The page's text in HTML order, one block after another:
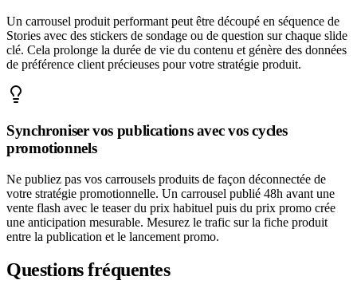
Un carrousel produit performant peut être découpé en séquence de
Stories avec des stickers de sondage ou de question sur chaque slide
clé. Cela prolonge la durée de vie du contenu et génère des données
de préférence client précieuses pour votre stratégie produit.
Synchroniser vos publications avec vos cycles
promotionnels
Ne publiez pas vos carrousels produits de façon déconnectée de
votre stratégie promotionnelle. Un carrousel publié 48h avant une
vente flash avec le teaser du prix habituel puis du prix promo crée
une anticipation mesurable. Mesurez le trafic sur la fiche produit
entre la publication et le lancement promo.
Questions fréquentes